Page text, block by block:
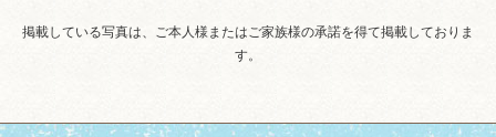
掲載している写真は、ご本人様またはご家族様の承諾を得て掲載しておりま
す。